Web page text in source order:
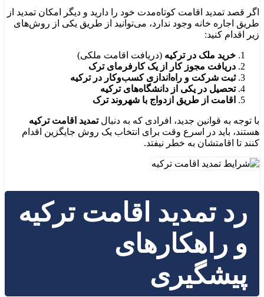
اگر قصد تمدید اقامت کوتاه‌مدت خود را دارید و دیگر امکان تمدید از
طریق اجاره خانه وجود ندارد، می‌توانید از طریق یکی از روش‌های
زیر اقدام کنید:
خرید ملک در ترکیه (دریافت اقامت ملکی)
دریافت مجوز کار از یک کارفرمای ترک
ثبت شرکت و راه‌اندازی کسب‌وکار در ترکیه
تحصیل در یکی از دانشگاه‌های ترکیه
اقامت از طریق ازدواج با شهروند ترک
با توجه به قوانین جدید، افرادی که به دنبالتمدید اقامت ترکیه
هستند، باید در اسرع وقت برای انتخاب یک روش جایگزین اقدام
کنند تا اقامتشان به خطر نیفتد.
رد تمدید اقامت ترکیه
و راهکارهای
پیشگیری